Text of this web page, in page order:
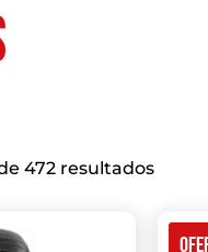
472 resultados